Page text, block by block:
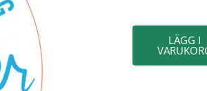
LÄGG I